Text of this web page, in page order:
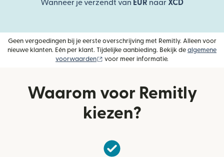
Wanneer je verzendt van EUR naar XCD
Geen vergoedingen bij je eerste overschrijving met Remitly. Alleen voor
nieuwe klanten. Eén per klant. Tijdelijke aanbieding. Bekijk de algemene
voorwaarden
(wordt geopend in een nieuw venster)
voor meer informatie.
Waarom voor Remitly
kiezen?